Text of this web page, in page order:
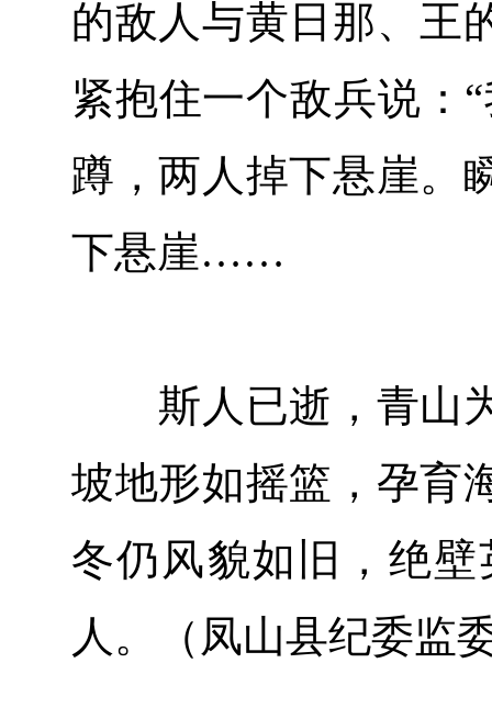
的敌人与黄日那、王
紧抱住一个敌兵说：
蹲，两人掉下悬崖。
下悬崖……
斯人已逝，青山为
坡地形如摇篮，孕育
冬仍风貌如旧，绝
人。（凤山县纪委监